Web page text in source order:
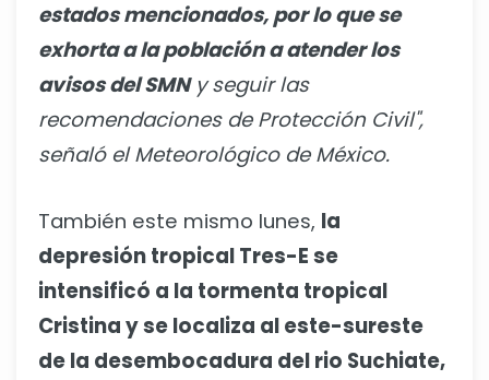
estados mencionados, por lo que se
exhorta a la población a atender los
avisos del SMNy seguir las
recomendaciones de Protección Civil",
señaló el Meteorológico de México.
También este mismo lunes, la
depresión tropical Tres-E se
intensificó a la tormenta tropical
Cristina y se localiza al este-sureste
de la desembocadura del rio Suchiate,